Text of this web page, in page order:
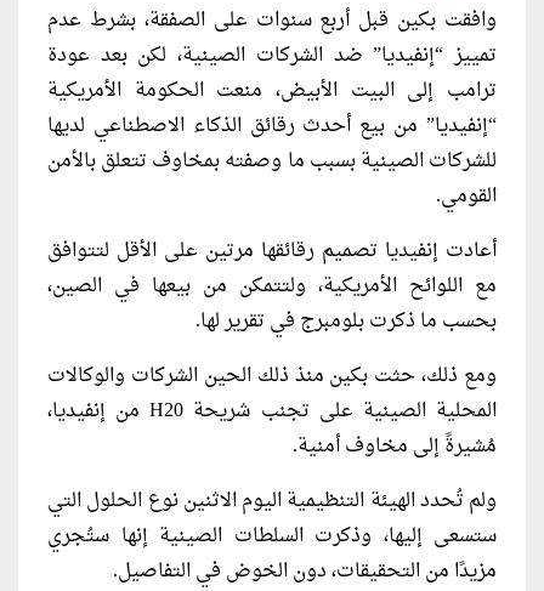
وافقت بكين قبل أربع سنوات على الصفقة، بشرط عدم
تمييز “إنفيديا” ضد الشركات الصينية، لكن بعد عودة
ترامب إلى البيت الأبيض، منعت الحكومة الأمريكية
“إنفيديا” من بيع أحدث رقائق الذكاء الاصطناعي لديها
للشركات الصينية بسبب ما وصفته بمخاوف تتعلق بالأمن
القومي.
أعادت إنفيديا تصميم رقائقها مرتين على الأقل لتتوافق
مع اللوائح الأمريكية، ولتتمكن من بيعها في الصين،
بحسب ما ذكرت بلومبرج في تقرير لها.
ومع ذلك، حثت بكين منذ ذلك الحين الشركات والوكالات
المحلية الصينية على تجنب شريحة H20 من إنفيديا،
مُشيرةً إلى مخاوف أمنية.
ولم تُحدد الهيئة التنظيمية اليوم الاثنين نوع الحلول التي
ستسعى إليها، وذكرت السلطات الصينية إنها ستُجري
مزيدًا من التحقيقات، دون الخوض في التفاصيل.